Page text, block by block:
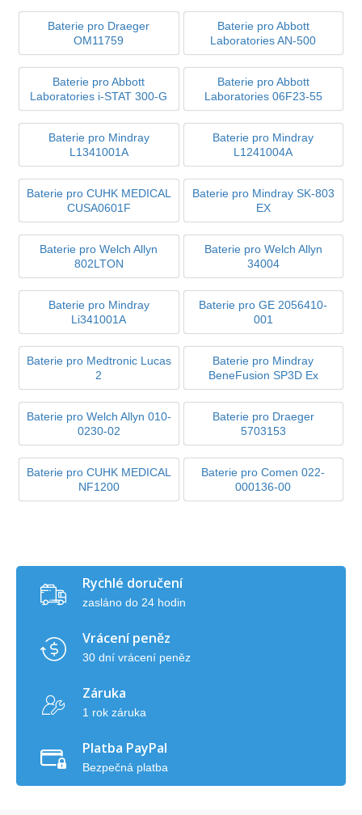
Baterie pro Draeger
OM11759
Baterie pro Abbott
Laboratories AN-500
Baterie pro Abbott
Laboratories i-STAT 300-G
Baterie pro Abbott
Laboratories 06F23-55
Baterie pro Mindray
L1341001A
Baterie pro Mindray
L1241004A
Baterie pro CUHK MEDICAL
CUSA0601F
Baterie pro Mindray SK-803
EX
Baterie pro Welch Allyn
802LTON
Baterie pro Welch Allyn
34004
Baterie pro Mindray
Li341001A
Baterie pro GE 2056410-
001
Baterie pro Medtronic Lucas
2
Baterie pro Mindray
BeneFusion SP3D Ex
Baterie pro Welch Allyn 010-
0230-02
Baterie pro Draeger
5703153
Baterie pro CUHK MEDICAL
NF1200
Baterie pro Comen 022-
000136-00
Rychlé doručení
zasláno do 24 hodin
Vrácení peněz
30 dní vrácení peněz
Záruka
1 rok záruka
Platba PayPal
Bezpečná platba